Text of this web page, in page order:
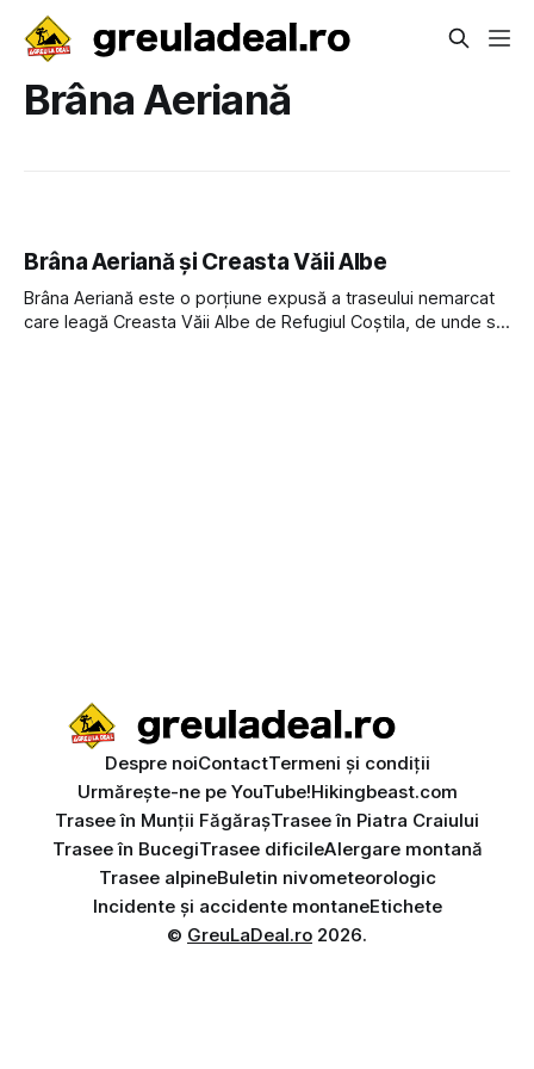
Brâna Aeriană
Brâna Aeriană și Creasta Văii Albe
Brâna Aeriană este o porțiune expusă a traseului nemarcat
care leagă Creasta Văii Albe de Refugiul Coștila, de unde se
Despre noiContactTermeni și condiții
Urmărește-ne pe YouTube!Hikingbeast.com
Trasee în Munții FăgărașTrasee în Piatra Craiului
Trasee în BucegiTrasee dificileAlergare montană
Trasee alpineBuletin nivometeorologic
Incidente și accidente montaneEtichete
© GreuLaDeal.ro 2026.